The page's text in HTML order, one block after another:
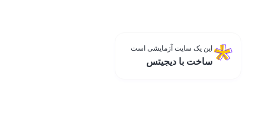
این یک سایت آزمایشی است
ساخت با دیجیتس